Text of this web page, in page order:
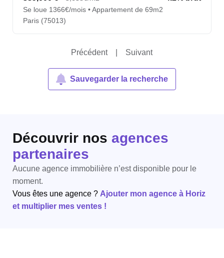
Se loue 1366€/mois • Appartement de 69m2
Paris (75013)
Précédent Suivant
Sauvegarder la recherche
Découvrir nos agences
partenaires
Aucune agence immobilière n’est disponible pour le
moment.
Vous êtes une agence ? Ajouter mon agence à Horiz
et multiplier mes ventes !